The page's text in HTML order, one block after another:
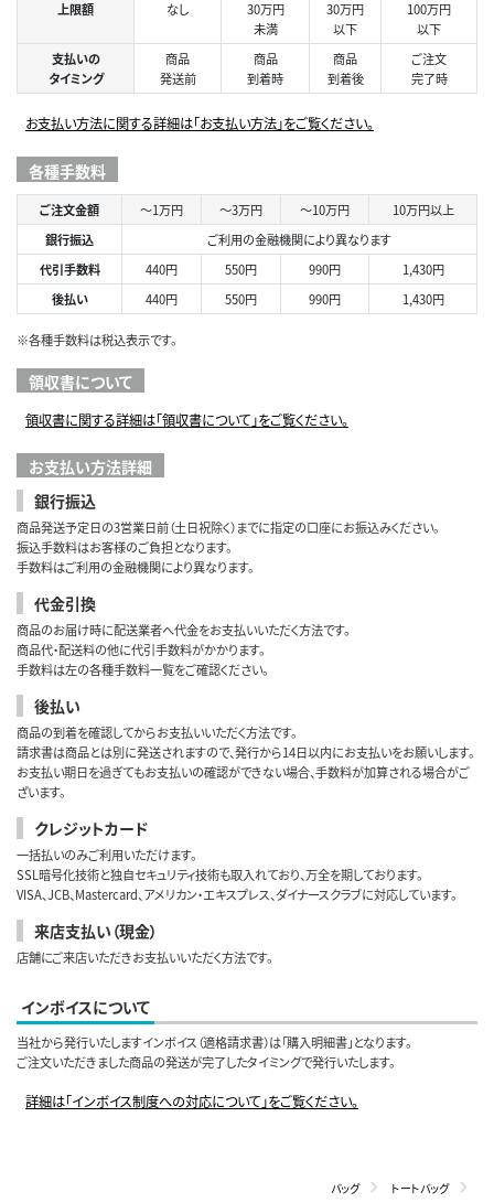
上限額 なし
30万円
未満
30万円
以下
100万円
以下
支払いの
タイミング
商品
発送前
商品
到着時
商品
到着後
ご注文
完了時
お支払い方法に関する詳細は「お支払い方法」をご覧ください。
各種手数料
ご注文金額 ～1万円 ～3万円 ～10万円
10万円以上
銀行振込
ご利用の金融機関により異なります
代引手数料
440円 550円 990円
1,430円
後払い
440円 550円 990円 1,430円
※各種手数料は税込表示です。
領収書について
領収書に関する詳細は「領収書について」をご覧ください。
お支払い方法詳細
銀行振込
商品発送予定日の3営業日前（土日祝除く）までに指定の口座にお振込みください。
振込手数料はお客様のご負担となります。
手数料はご利用の金融機関により異なります。
代金引換
商品のお届け時に配送業者へ代金をお支払いいただく方法です。
商品代・配送料の他に代引手数料がかかります。
手数料は左の各種手数料一覧をご確認ください。
後払い
商品の到着を確認してからお支払いいただく方法です。
請求書は商品とは別に発送されますので、発行から14日以内にお支払いをお願いします。
お支払い期日を過ぎてもお支払いの確認ができない場合、手数料が加算される場合がご
ざいます。
クレジットカード
一括払いのみご利用いただけます。
SSL暗号化技術と独自セキュリティ技術も取入れており、万全を期しております。
VISA、JCB、Mastercard、アメリカン・エキスプレス、ダイナースクラブに対応しています。
来店支払い（現金）
店舗にご来店いただきお支払いいただく方法です。
インボイスについて
当社から発行いたしますインボイス（適格請求書）は「購入明細書」となります。
ご注文いただきました商品の発送が完了したタイミングで発行いたします。
詳細は「インボイス制度への対応について」をご覧ください。
バッグ トートバッグ